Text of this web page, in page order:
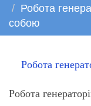
Робота
собою
Робота
Робота